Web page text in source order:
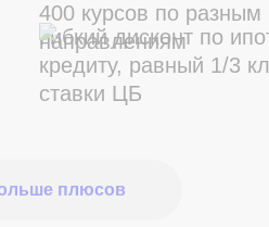
400 курсов по разным
направлениям
Гибкий дисконт по
кредиту, равный 1/3
ставки ЦБ
плюсов